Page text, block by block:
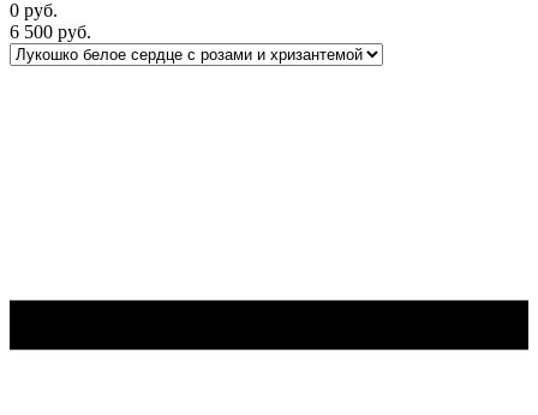
0 руб.
6 500 руб.